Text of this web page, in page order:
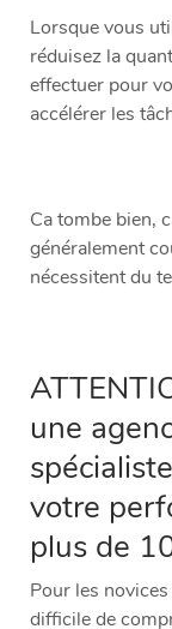
Lorsque vous
réduisez la
effectuer pour
accélérer les
Ca tombe bien,
généralement
nécessitent du
une
votre
plus de
Pour les
difficile de